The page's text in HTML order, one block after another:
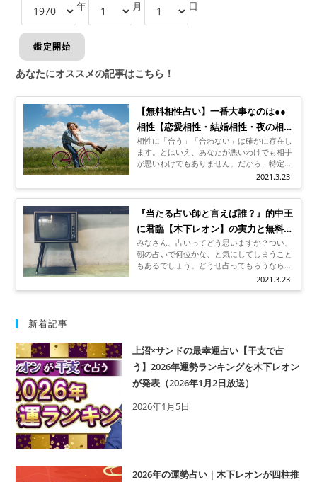
年 月 日
あなたにオススメの記事はこちら！
【無料相性占い】一番大事なのは●●
相性【恋愛相性・結婚相性・夜の相
性】も診断
2021.3.23
相性に「合う」「合わない」は確かに存在し
ます。とはいえ、あなたが悪いわけでも相手
が悪いわけでもありません。だから、特定の
面だけを見て「良かった」「悪かった」と一
喜一憂しなくても大丈夫です。もちろん、全
ての相性が良い異性と出会えれば、最高です
ね。恋愛相性、結婚相性、夜の相性…他にも
いろいろな相性があります。「恋愛相性」は
ほどほどでも「結婚相性」はぴったり、など
人ぞれぞれ。あなたが譲れない相性はありま
すか。
『当たる占い師と言えば誰？』的中王
に君臨【木下レオン】の実力と無料占
い
2021.3.23
みなさん、占いってどう思いますか？つい、
朝の占いで何位かな、と気にしてしまうこと
もあるでしょう。どうせ占ってもらうなら
「当たる占い」じゃないと意味ないですよ
ね？ あなたは過去にTVで「的中王」に輝
新着記事
上沼×サンドの最幸運占い【干支で占
う】2026年運勢ランキングを木下レオン
が発表（2026年1月2日放送）
2026年1月5日
2026年の運勢占い｜木下レオンが四柱推